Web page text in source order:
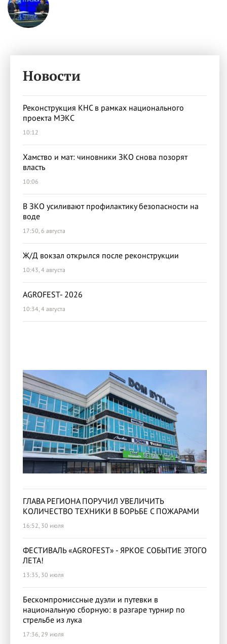
Новости
Реконструкция КНС в рамках национального
проекта МЭКС
10:12
Хамство и мат: чиновники ЗКО снова позорят
власть
10:06
В ЗКО усиливают профилактику безопасности на
воде
17:50, 6 августа
Ж/Д вокзал открылся после реконструкции
10:43, 4 августа
AGROFEST- 2026
10:34, 4 августа
ГЛАВА РЕГИОНА ПОРУЧИЛ УВЕЛИЧИТЬ
КОЛИЧЕСТВО ТЕХНИКИ В БОРЬБЕ С ПОЖАРАМИ
16:52, 30 июля
ФЕСТИВАЛЬ «AGROFEST» - ЯРКОЕ СОБЫТИЕ ЭТОГО
ЛЕТА!
13:35, 30 июля
Бескомпромиссные дуэли и путевки в
национальную сборную: в разгаре турнир по
стрельбе из лука
17:36, 29 июля